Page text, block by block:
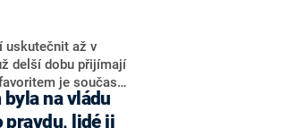
to na dotaz
senátorů ODS
s odchodem
Česko není
uskutečnit až v
delší dobu přijímají
je současná
pak bookmakeři
tedy premiéra
na vládu
pravdu, lidé ji